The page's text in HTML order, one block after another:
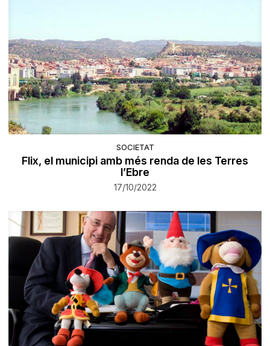
SOCIETAT
Flix, el municipi amb més renda de les Terres
l’Ebre
17/10/2022